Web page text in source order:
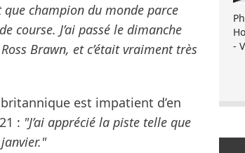
champion du monde parce
course. J’ai passé le dimanche
Brawn, et c’était vraiment très
est impatient d’en
: "J’ai apprécié la piste telle que
-